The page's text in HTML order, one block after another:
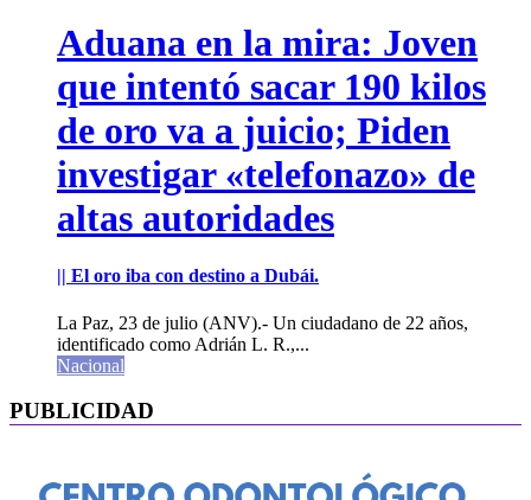
Aduana en la mira: Joven
que intentó sacar 190 kilos
de oro va a juicio; Piden
investigar «telefonazo» de
altas autoridades
|| El oro iba con destino a Dubái.
La Paz, 23 de julio (ANV).- Un ciudadano de 22 años,
identificado como Adrián L. R.,...
Nacional
PUBLICIDAD